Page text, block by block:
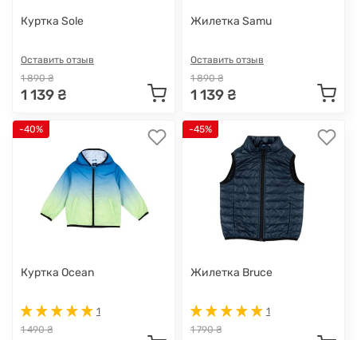
Куртка Sole
Оставить отзыв
1 890 ₴
1 139 ₴
Жилетка Samu
Оставить отзыв
1 890 ₴
1 139 ₴
-40%
Куртка Ocean
1
1 490 ₴
-45%
Жилетка Bruce
1
1 790 ₴